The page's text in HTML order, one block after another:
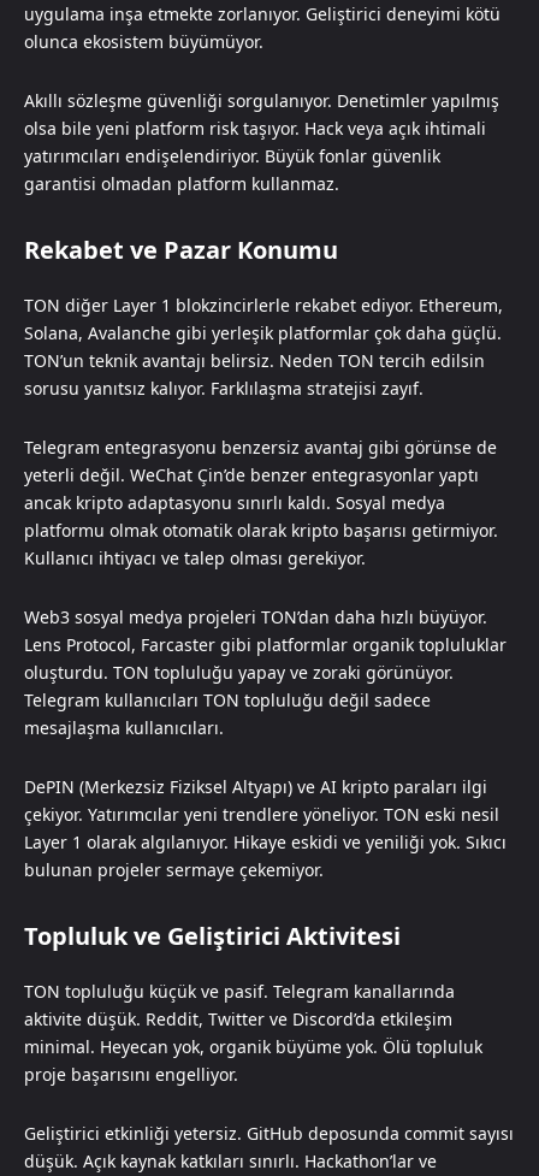
uygulama inşa etmekte zorlanıyor. Geliştirici deneyimi kötü
olunca ekosistem büyümüyor.
Akıllı sözleşme güvenliği sorgulanıyor. Denetimler yapılmış
olsa bile yeni platform risk taşıyor. Hack veya açık ihtimali
yatırımcıları endişelendiriyor. Büyük fonlar güvenlik
garantisi olmadan platform kullanmaz.
Rekabet ve Pazar Konumu
TON diğer Layer 1 blokzincirlerle rekabet ediyor. Ethereum,
Solana, Avalanche gibi yerleşik platformlar çok daha güçlü.
TON’un teknik avantajı belirsiz. Neden TON tercih edilsin
sorusu yanıtsız kalıyor. Farklılaşma stratejisi zayıf.
Telegram entegrasyonu benzersiz avantaj gibi görünse de
yeterli değil. WeChat Çin’de benzer entegrasyonlar yaptı
ancak kripto adaptasyonu sınırlı kaldı. Sosyal medya
platformu olmak otomatik olarak kripto başarısı getirmiyor.
Kullanıcı ihtiyacı ve talep olması gerekiyor.
Web3 sosyal medya projeleri TON’dan daha hızlı büyüyor.
Lens Protocol, Farcaster gibi platformlar organik topluluklar
oluşturdu. TON topluluğu yapay ve zoraki görünüyor.
Telegram kullanıcıları TON topluluğu değil sadece
mesajlaşma kullanıcıları.
DePIN (Merkezsiz Fiziksel Altyapı) ve AI kripto paraları ilgi
çekiyor. Yatırımcılar yeni trendlere yöneliyor. TON eski nesil
Layer 1 olarak algılanıyor. Hikaye eskidi ve yeniliği yok. Sıkıcı
bulunan projeler sermaye çekemiyor.
Topluluk ve Geliştirici Aktivitesi
TON topluluğu küçük ve pasif. Telegram kanallarında
aktivite düşük. Reddit, Twitter ve Discord’da etkileşim
minimal. Heyecan yok, organik büyüme yok. Ölü topluluk
proje başarısını engelliyor.
Geliştirici etkinliği yetersiz. GitHub deposunda commit sayısı
düşük. Açık kaynak katkıları sınırlı. Hackathon’lar ve